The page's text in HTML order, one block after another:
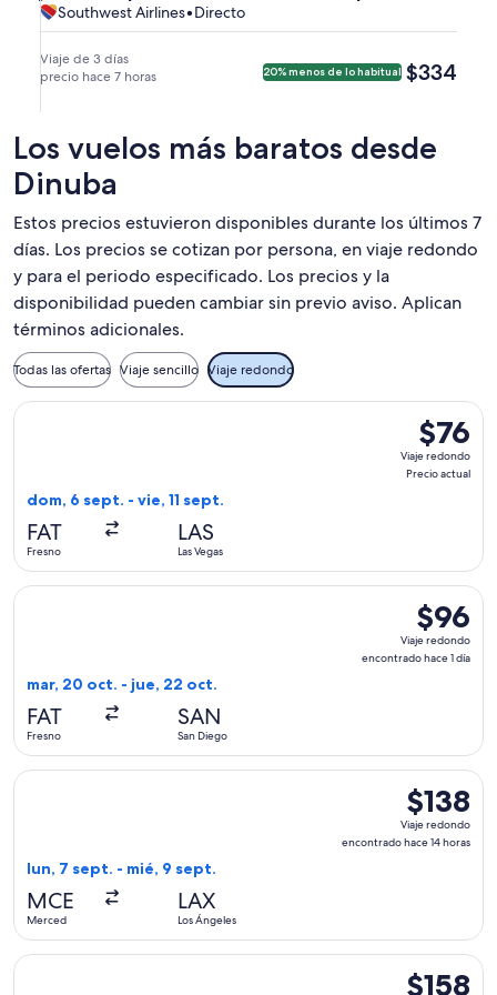
Vegas.
Fresno
y
llegada
a
las
p. m.
a
Las
Vegas.
Vegas
llegada
11:05
Fresno.
(FAT)
a
Las
Vegas
el
jue.,
3
sept.
5:20
a. m.
de
Fresno
y
llegada
a
las
6:35
a. m.
a
Las
dom.,
sept.
11:40
Las
Vegas
llegada
a
1:00
p. m.
a
Southwest
Airlines,
vuelo
directo
Southwest Airlines•Directo
Southwest
Airlines
Viaje de 3 días
precio hace 7 horas
20% menos de lo habitual $334
$334
Los vuelos más baratos desde
Dinuba
Estos precios estuvieron disponibles durante los últimos 7
días. Los precios se cotizan por persona, en viaje redondo
y para el periodo especificado. Los precios y la
disponibilidad pueden cambiar sin previo aviso. Aplican
términos adicionales.
Todas las ofertas Viaje sencillo Viaje redondo
$76
Viaje
redondo,
$76
Viaje redondo
Precio actual
dom, 6 sept. - vie, 11 sept.
FAT
Fresno
LAS
Las Vegas
Seleccionar vuelo de Allegiant Air, con salida el dom, 6
$96
Viaje
redondo,
día
$96
Viaje redondo
encontrado hace 1 día
mar, 20 oct. - jue, 22 oct.
FAT
Fresno
SAN
San Diego
Seleccionar vuelo de Bargain Flight, con salida el mar, 20
$138
Viaje
redondo,
horas
$138
Viaje redondo
encontrado hace 14 horas
lun, 7 sept. - mié, 9 sept.
MCE
Merced
LAX
Los Ángeles
Seleccionar vuelo de Contour Airlines, con salida el lun, 7
$158
$158
Seleccionar vuelo de Contour Airlines, con salida el vie, 27